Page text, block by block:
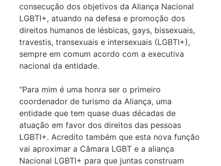
consecução dos objetivos da Aliança Nacional
LGBTI+, atuando na defesa e promoção dos
direitos humanos de lésbicas, gays, bissexuais,
travestis, transexuais e intersexuais (LGBTI+),
sempre em comum acordo com a executiva
nacional da entidade.
“Para mim é uma honra ser o primeiro
coordenador de turismo da Aliança, uma
entidade que tem quase duas décadas de
atuação em favor dos direitos das pessoas
LGBTI+. Acredito também que esta nova função
vai aproximar a Câmara LGBT e a aliança
Nacional LGBTI+ para que juntas construam